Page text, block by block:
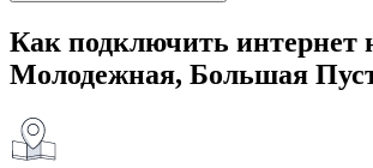
Как подключить интернет
Молодежная, Большая